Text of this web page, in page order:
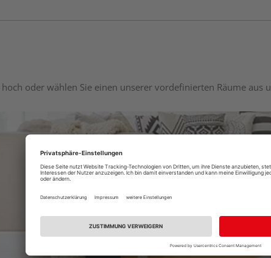
oder wählen Sie einen unserer vordefinierten Räume
Raumplaner